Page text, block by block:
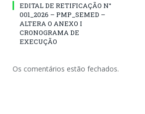
EDITAL DE RETIFICAÇÃO N°
001_2026 – PMP_SEMED –
ALTERA O ANEXO I
CRONOGRAMA DE
EXECUÇÃO
Os comentários estão fechados.